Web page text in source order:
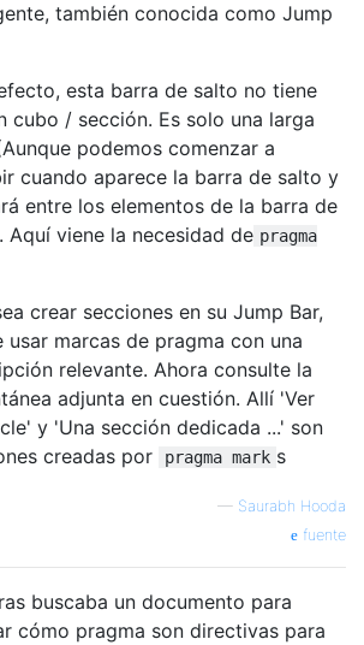
también conocida como Jump
esta barra de salto no tiene
cubo / sección. Es solo una larga
podemos comenzar a
cuando aparece la barra de salto y
entre los elementos de la barra de
Aquí viene la necesidad de pragma
crear secciones en su Jump Bar,
usar marcas de pragma con una
relevante. Ahora consulte la
adjunta en cuestión. Allí 'Ver
y 'Una sección dedicada ...' son
creadas por
pragma mark s
— Saurabh Hooda
fuente
buscaba un documento para
cómo pragma son directivas para